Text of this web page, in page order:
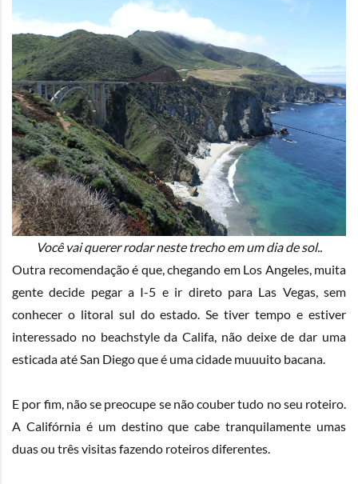
Você vai querer rodar neste trecho em um dia de sol..
Outra recomendação é que, chegando em Los Angeles, muita
gente decide pegar a I-5 e ir direto para Las Vegas, sem
conhecer o litoral sul do estado. Se tiver tempo e estiver
interessado no beachstyle da Califa, não deixe de dar uma
esticada até San Diego que é uma cidade muuuito bacana.
E por fim, não se preocupe se não couber tudo no seu roteiro.
A Califórnia é um destino que cabe tranquilamente umas
duas ou três visitas fazendo roteiros diferentes.